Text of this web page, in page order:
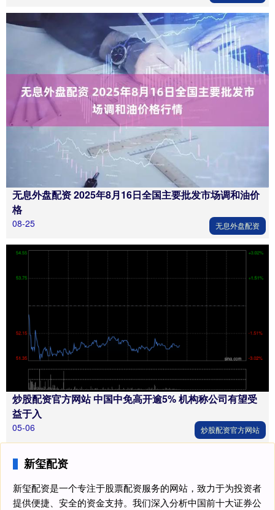
无息外盘配资 2025年8月16日全国主要批发市场调和油价
格
08-25 无息外盘配资
炒股配资官方网站 中国中免高开逾5% 机构称公司有望受
益于入
05-06 炒股配资官方网站
新玺配资
新玺配资是一个专注于股票配资服务的网站，致力于为投资者
提供便捷、安全的资金支持。我们深入分析中国前十大证券公